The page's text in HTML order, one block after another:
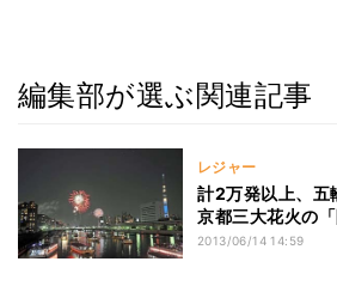
編集部が選ぶ関連記事
レジャー
計2万発以上、
京都三大花火の
2013/06/14 14:59